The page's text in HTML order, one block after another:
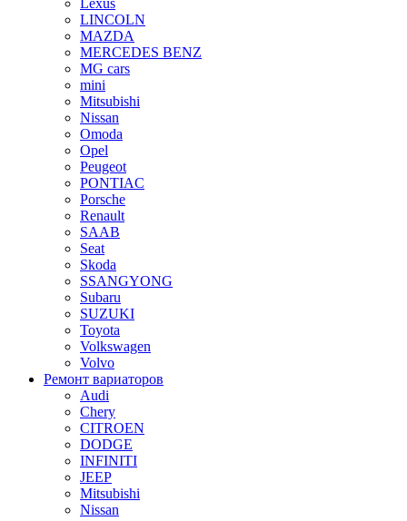
Lexus
LINCOLN
MAZDA
MERCEDES BENZ
MG cars
mini
Mitsubishi
Nissan
Omoda
Opel
Peugeot
PONTIAC
Porsche
Renault
SAAB
Seat
Skoda
SSANGYONG
Subaru
SUZUKI
Toyota
Volkswagen
Volvo
Ремонт вариаторов
Audi
Chery
CITROEN
DODGE
INFINITI
JEEP
Mitsubishi
Nissan